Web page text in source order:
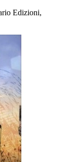
Edizioni,